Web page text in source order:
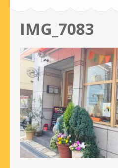
IMG_7083